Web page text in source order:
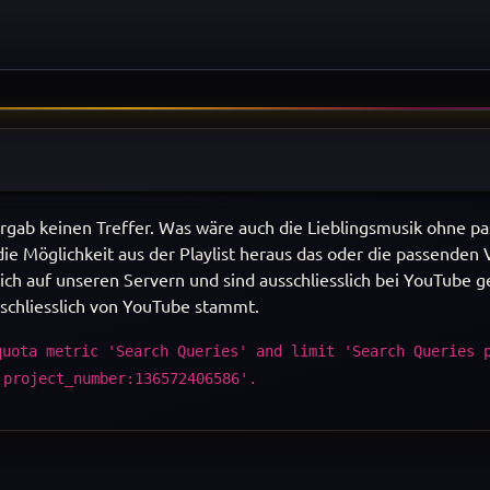
keinen Treffer. Was wäre auch die Lieblingsmusik ohne
Möglichkeit aus der Playlist heraus das oder die passenden
auf unseren Servern und sind ausschliesslich bei YouTube
von YouTube stammt.
metric 'Search Queries' and limit 'Search